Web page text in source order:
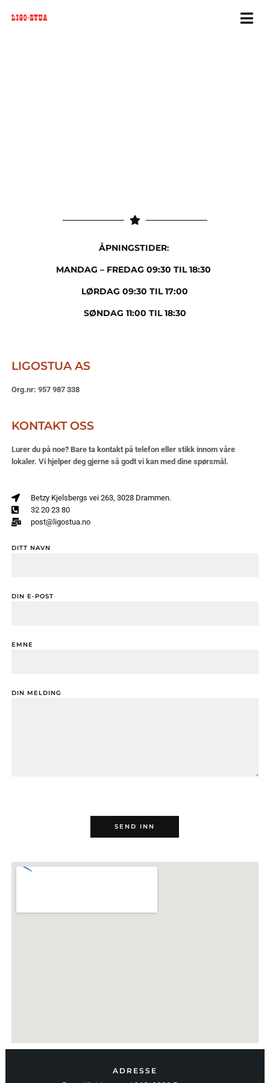
ÅPNINGSTIDER:
MANDAG – FREDAG 09:30 TIL 18:30
LØRDAG 09:30 TIL17:00
SØNDAG 11:00 TIL 18:30
LIGOSTUA AS
Org.nr: 957 987 338
KONTAKT OSS
Lurer du på noe? Bare ta kontakt på telefon eller stikk innom våre
lokaler. Vi hjelper deg gjerne så godt vi kan med dine spørsmål.
Betzy Kjelsbergs vei 263, 3028 Drammen.
32 20 23 80
post@ligostua.no
DITT NAVN
DIN E-POST
EMNE
DIN MELDING
ADRESSE